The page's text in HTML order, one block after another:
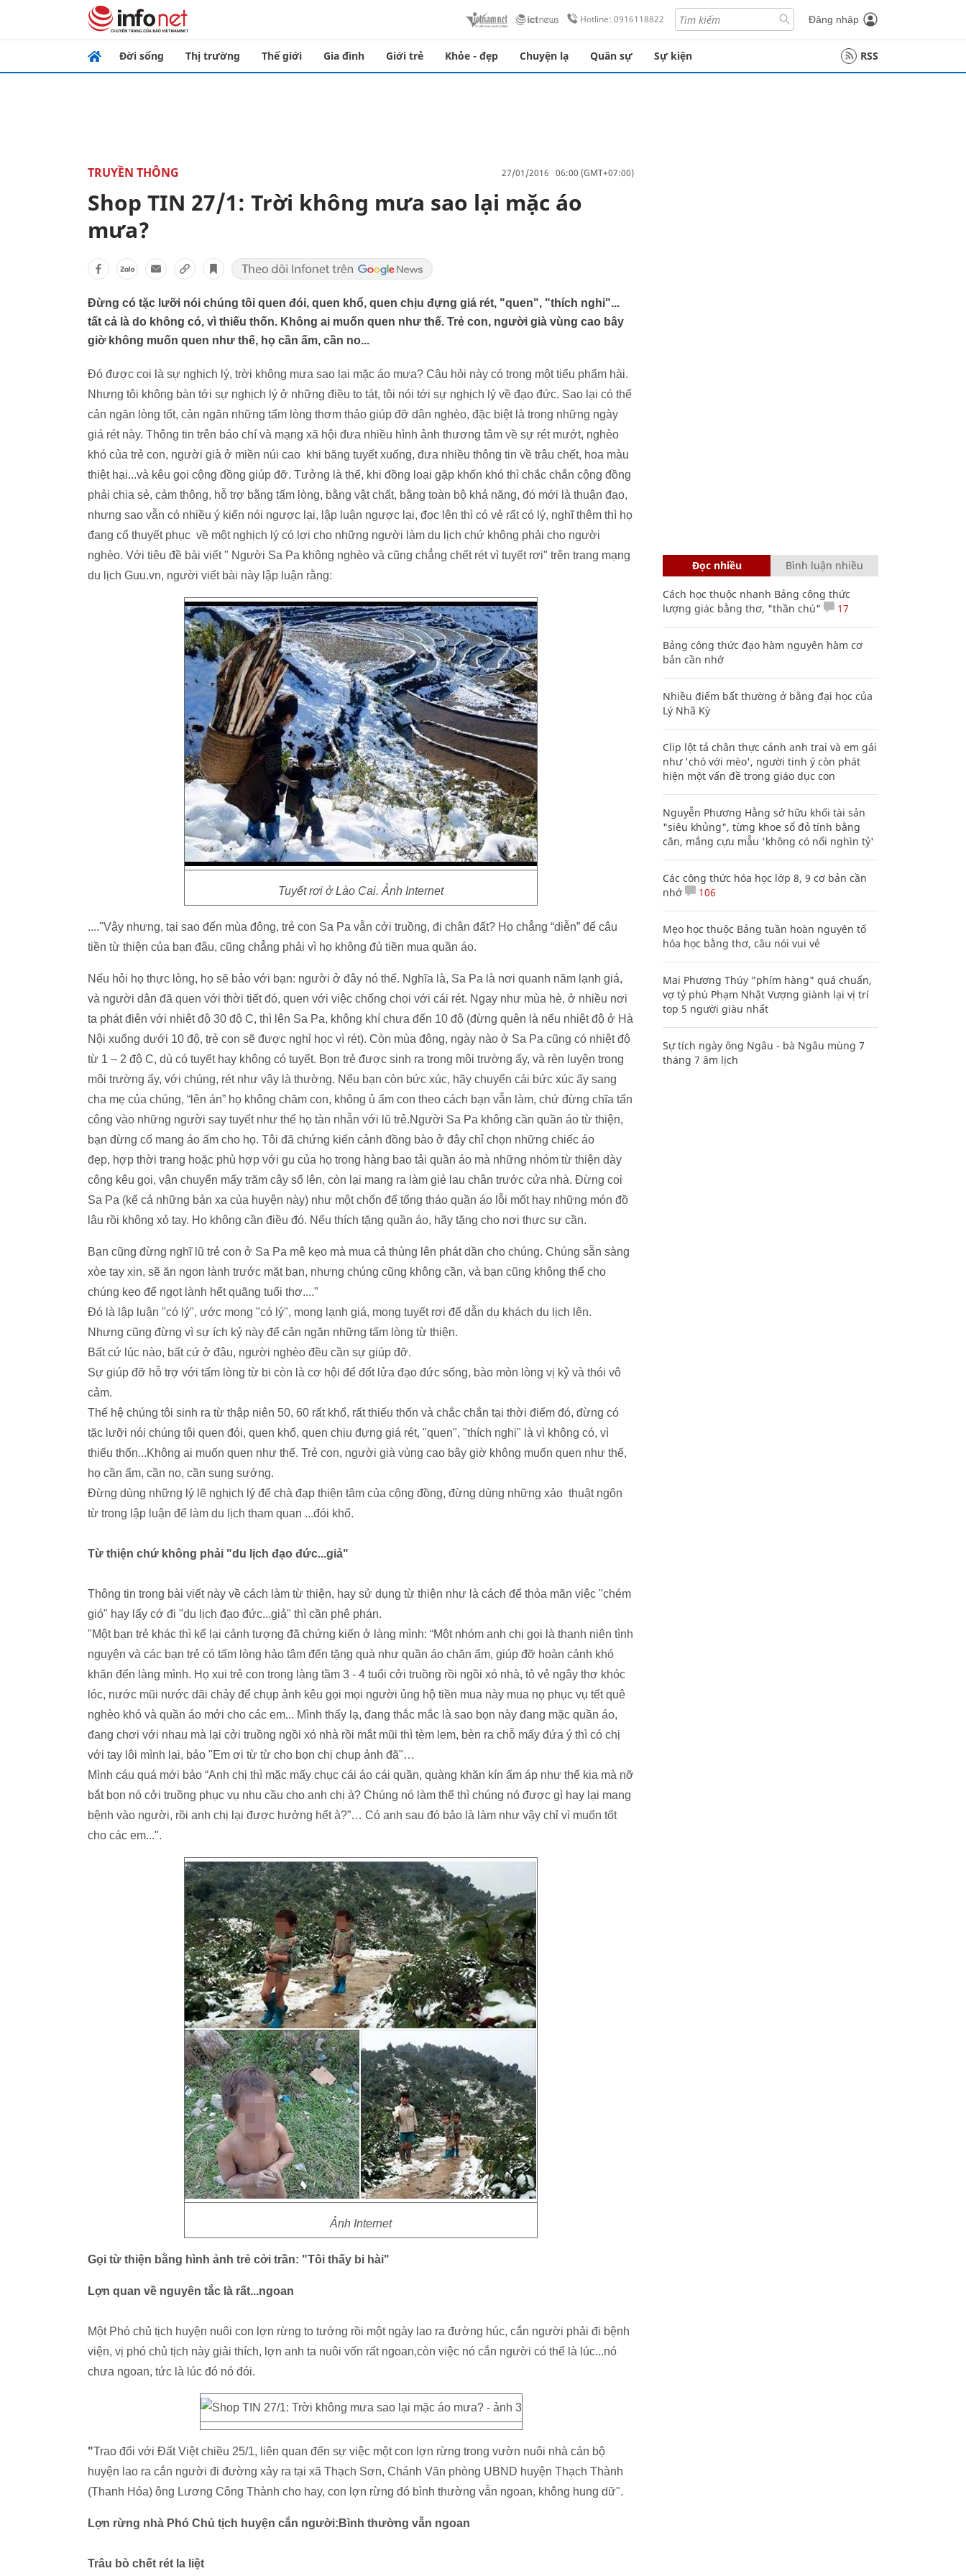
Hotline: 0916118822 Đăng nhập
Đời sống Thị trường Thế giới Gia đình Giới trẻ Khỏe - đẹp Chuyện lạ Quân sự Sự kiện RSS
TRUYỀN THÔNG 27/01/2016 06:00 (GMT+07:00)
Shop TIN 27/1: Trời không mưa sao lại mặc áo
mưa?
Đừng có tặc lưỡi nói chúng tôi quen đói, quen khổ, quen chịu đựng giá rét, "quen", "thích nghi"...
tất cả là do không có, vì thiếu thốn. Không ai muốn quen như thế. Trẻ con, người già vùng cao bây
giờ không muốn quen như thế, họ cần ấm, cần no...
Đó được coi là sự nghịch lý, trời không mưa sao lại mặc áo mưa? Câu hỏi này có trong một tiểu phẩm hài.
Nhưng tôi không bàn tới sự nghịch lý ở những điều to tát, tôi nói tới sự nghịch lý về đạo đức. Sao lại có thể
cản ngăn lòng tốt, cản ngăn những tấm lòng thơm thảo giúp đỡ dân nghèo, đặc biệt là trong những ngày
giá rét này. Thông tin trên báo chí và mạng xã hội đưa nhiều hình ảnh thương tâm về sự rét mướt, nghèo
khó của trẻ con, người già ở miền núi cao khi băng tuyết xuống, đưa nhiều thông tin về trâu chết, hoa màu
thiệt hại...và kêu gọi cộng đồng giúp đỡ. Tưởng là thế, khi đồng loại gặp khốn khó thì chắc chắn cộng đồng
phải chia sẻ, cảm thông, hỗ trợ bằng tấm lòng, bằng vật chất, bằng toàn bộ khả năng, đó mới là thuận đạo,
nhưng sao vẫn có nhiều ý kiến nói ngược lại, lập luận ngược lại, đọc lên thì có vẻ rất có lý, nghĩ thêm thì họ
đang cố thuyết phục về một nghịch lý có lợi cho những người làm du lịch chứ không phải cho người
nghèo. Với tiêu đề bài viết " Người Sa Pa không nghèo và cũng chẳng chết rét vì tuyết rơi" trên trang mạng
du lịch Guu.vn, người viết bài này lập luận rằng:
Tuyết rơi ở Lào Cai. Ảnh Internet
...."Vậy nhưng, tại sao đến mùa đông, trẻ con Sa Pa vẫn cởi truồng, đi chân đất? Họ chẳng “diễn” để câu
tiền từ thiện của bạn đâu, cũng chẳng phải vì họ không đủ tiền mua quần áo.
Nếu hỏi họ thực lòng, họ sẽ bảo với bạn: người ở đây nó thế. Nghĩa là, Sa Pa là nơi quanh năm lạnh giá,
và người dân đã quen với thời tiết đó, quen với việc chống chọi với cái rét. Ngay như mùa hè, ở nhiều nơi
ta phát điên với nhiệt độ 30 độ C, thì lên Sa Pa, không khí chưa đến 10 độ (đừng quên là nếu nhiệt độ ở Hà
Nội xuống dưới 10 độ, trẻ con sẽ được nghỉ học vì rét). Còn mùa đông, ngày nào ở Sa Pa cũng có nhiệt độ
từ 1 – 2 độ C, dù có tuyết hay không có tuyết. Bọn trẻ được sinh ra trong môi trường ấy, và rèn luyện trong
môi trường ấy, với chúng, rét như vậy là thường. Nếu bạn còn bức xúc, hãy chuyển cái bức xúc ấy sang
cha mẹ của chúng, “lên án” họ không chăm con, không ủ ấm con theo cách bạn vẫn làm, chứ đừng chĩa tấn
công vào những người say tuyết như thể họ tàn nhẫn với lũ trẻ.Người Sa Pa không cần quần áo từ thiện,
bạn đừng cố mang áo ấm cho họ. Tôi đã chứng kiến cảnh đồng bào ở đây chỉ chọn những chiếc áo
đẹp, hợp thời trang hoặc phù hợp với gu của họ trong hàng bao tải quần áo mà những nhóm từ thiện dày
công kêu gọi, vận chuyển mấy trăm cây số lên, còn lại mang ra làm giẻ lau chân trước cửa nhà. Đừng coi
Sa Pa (kể cả những bản xa của huyện này) như một chốn để tống tháo quần áo lỗi mốt hay những món đồ
lâu rồi không xỏ tay. Họ không cần điều đó. Nếu thích tặng quần áo, hãy tặng cho nơi thực sự cần.
Bạn cũng đừng nghĩ lũ trẻ con ở Sa Pa mê kẹo mà mua cả thùng lên phát dần cho chúng. Chúng sẵn sàng
xòe tay xin, sẽ ăn ngon lành trước mặt bạn, nhưng chúng cũng không cần, và bạn cũng không thể cho
chúng kẹo để ngọt lành hết quãng tuổi thơ...."
Đó là lập luận "có lý", ước mong "có lý", mong lạnh giá, mong tuyết rơi để dẫn dụ khách du lịch lên.
Nhưng cũng đừng vì sự ích kỷ này để cản ngăn những tấm lòng từ thiện.
Bất cứ lúc nào, bất cứ ở đâu, người nghèo đều cần sự giúp đỡ.
Sự giúp đỡ hỗ trợ với tấm lòng từ bi còn là cơ hội để đốt lửa đạo đức sống, bào mòn lòng vị kỷ và thói vô
cảm.
Thế hệ chúng tôi sinh ra từ thập niên 50, 60 rất khổ, rất thiếu thốn và chắc chắn tại thời điểm đó, đừng có
tặc lưỡi nói chúng tôi quen đói, quen khổ, quen chịu đựng giá rét, "quen", "thích nghi" là vì không có, vì
thiếu thốn...Không ai muốn quen như thế. Trẻ con, người già vùng cao bây giờ không muốn quen như thế,
họ cần ấm, cần no, cần sung sướng.
Đừng dùng những lý lẽ nghịch lý để chà đạp thiện tâm của cộng đồng, đừng dùng những xảo thuật ngôn
từ trong lập luận để làm du lịch tham quan ...đói khổ.
Từ thiện chứ không phải "du lịch đạo đức...giả"
Thông tin trong bài viết này về cách làm từ thiện, hay sử dụng từ thiện như là cách để thỏa mãn việc "chém
gió" hay lấy cớ đi "du lịch đạo đức...giả" thì cần phê phán.
"Một bạn trẻ khác thì kể lại cảnh tượng đã chứng kiến ở làng mình: “Một nhóm anh chị gọi là thanh niên tình
nguyện và các bạn trẻ có tấm lòng hảo tâm đến tặng quà như quần áo chăn ấm, giúp đỡ hoàn cảnh khó
khăn đến làng mình. Họ xui trẻ con trong làng tầm 3 - 4 tuổi cởi truồng rồi ngồi xó nhà, tỏ vẻ ngây thơ khóc
lóc, nước mũi nước dãi chảy để chụp ảnh kêu gọi mọi người ủng hộ tiền mua này mua nọ phục vụ tết quê
nghèo khó và quần áo mới cho các em... Mình thấy lạ, đang thắc mắc là sao bọn này đang mặc quần áo,
đang chơi với nhau mà lại cởi truồng ngồi xó nhà rồi mắt mũi thì tèm lem, bèn ra chỗ mấy đứa ý thì có chị
với tay lôi mình lại, bảo "Em ơi từ từ cho bọn chị chụp ảnh đã"…
Mình cáu quá mới bảo “Anh chị thì mặc mấy chục cái áo cái quần, quàng khăn kín ấm áp như thế kia mà nỡ
bắt bọn nó cởi truồng phục vụ nhu cầu cho anh chị à? Chúng nó làm thế thì chúng nó được gì hay lại mang
bệnh vào người, rồi anh chị lại được hưởng hết à?”… Có anh sau đó bảo là làm như vậy chỉ vì muốn tốt
cho các em...".
Ảnh Internet
Gọi từ thiện bằng hình ảnh trẻ cởi trần: "Tôi thấy bi hài"
Lợn quan về nguyên tắc là rất...ngoan
Một Phó chủ tịch huyện nuôi con lợn rừng to tướng rồi một ngày lao ra đường húc, cắn người phải đi bệnh
viện, vị phó chủ tịch này giải thích, lợn anh ta nuôi vốn rất ngoan,còn việc nó cắn người có thể là lúc...nó
chưa ngoan, tức là lúc đó nó đói.
"Trao đổi với Đất Việt chiều 25/1, liên quan đến sự việc một con lợn rừng trong vườn nuôi nhà cán bộ
huyện lao ra cắn người đi đường xảy ra tại xã Thạch Sơn, Chánh Văn phòng UBND huyện Thạch Thành
(Thanh Hóa) ông Lương Công Thành cho hay, con lợn rừng đó bình thường vẫn ngoan, không hung dữ".
Lợn rừng nhà Phó Chủ tịch huyện cắn người:Bình thường vẫn ngoan
Trâu bò chết rét la liệt
Đọc nhiều Bình luận nhiều
Cách học thuộc nhanh Bảng công thức
lượng giác bằng thơ, "thần chú"
17
Bảng công thức đạo hàm nguyên hàm cơ
bản cần nhớ
Nhiều điểm bất thường ở bằng đại học của
Lý Nhã Kỳ
Clip lột tả chân thực cảnh anh trai và em gái
như 'chó với mèo', người tinh ý còn phát
hiện một vấn đề trong giáo dục con
Nguyễn Phương Hằng sở hữu khối tài sản
"siêu khủng", từng khoe sổ đỏ tính bằng
cân, mắng cựu mẫu 'không có nổi nghìn tỷ'
Các công thức hóa học lớp 8, 9 cơ bản cần
nhớ
106
Mẹo học thuộc Bảng tuần hoàn nguyên tố
hóa học bằng thơ, câu nói vui vẻ
Mai Phương Thúy "phím hàng" quá chuẩn,
vợ tỷ phú Phạm Nhật Vượng giành lại vị trí
top 5 người giàu nhất
Sự tích ngày ông Ngâu - bà Ngâu mùng 7
tháng 7 âm lịch